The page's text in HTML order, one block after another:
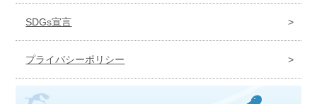
SDGs宣言
プライバシーポリシー